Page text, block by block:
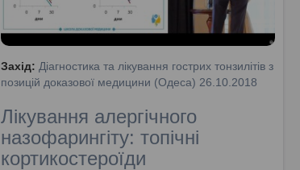
Захід: Діагностика та лікування гострих тонзилітів з
позицій доказової медицини (Одеса) 26.10.2018
Лікування алергічного
назофарингіту: топічні
кортикостероїди